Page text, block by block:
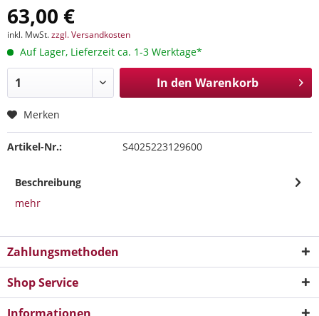
63,00 €
inkl. MwSt.zzgl. Versandkosten
Auf Lager, Lieferzeit ca. 1-3 Werktage*
In den Warenkorb
Merken
Artikel-Nr.: S4025223129600
Beschreibung
mehr
Zahlungsmethoden
Shop Service